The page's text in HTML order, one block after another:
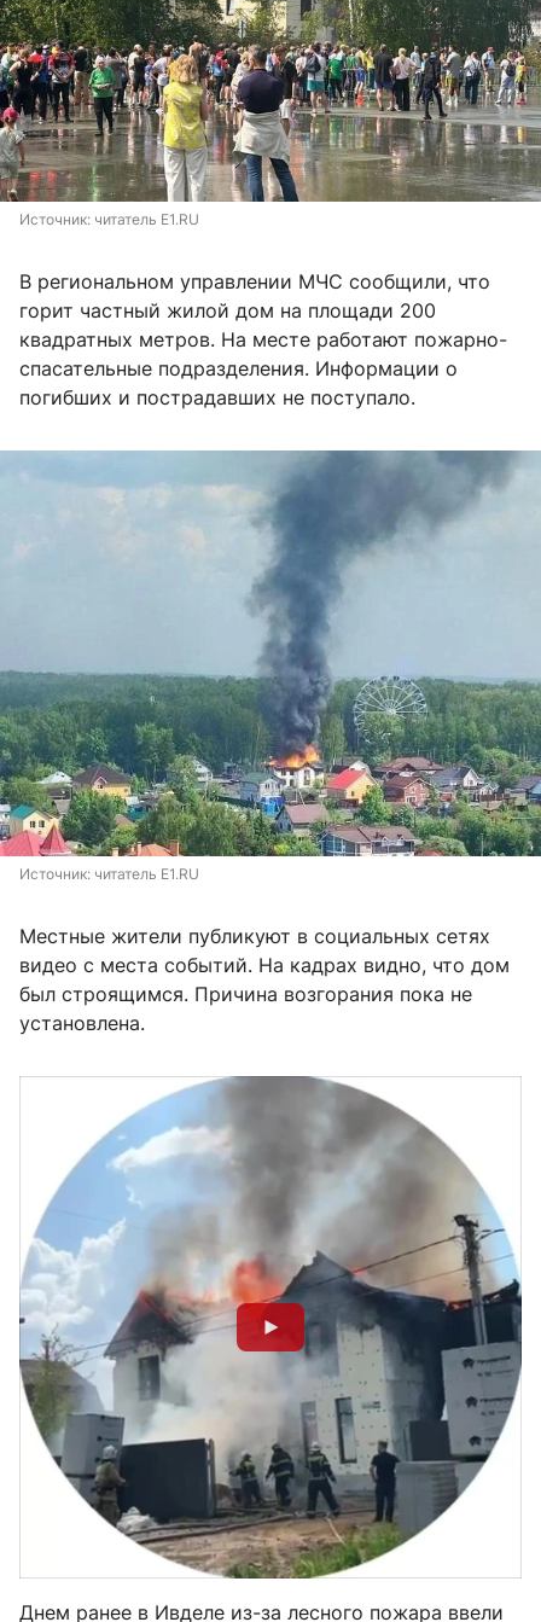
Источник: читатель E1.RU
В региональном управлении МЧС сообщили, что
горит частный жилой дом на площади 200
квадратных метров. На месте работают пожарно-
спасательные подразделения. Информации о
погибших и пострадавших не поступало.
Источник: читатель E1.RU
Местные жители публикуют в социальных сетях
видео с места событий. На кадрах видно, что дом
был строящимся. Причина возгорания пока не
установлена.
Днем ранее в Ивделе из-за лесного пожара ввели